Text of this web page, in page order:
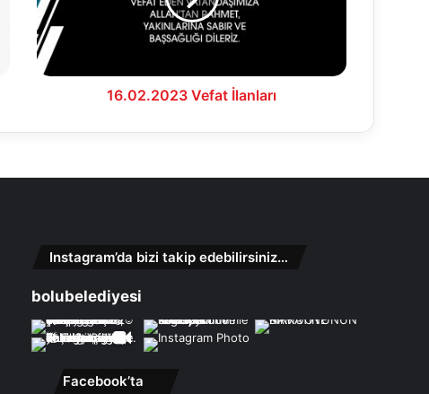
16.02.2023 Vefat İlanları
Instagram’da bizi takip edebilirsiniz…
bolubelediyesi
Facebook’ta